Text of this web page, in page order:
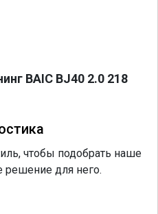
BAIC BJ40 2.0 218
чтобы подобрать наше
решение для него.